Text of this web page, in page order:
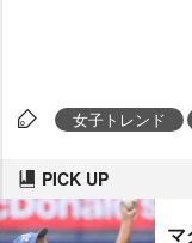
女子トレンド
PICK UP
マ